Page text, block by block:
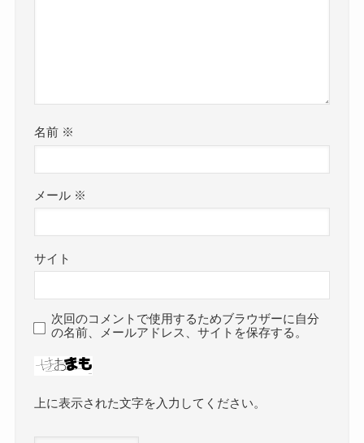
名前 ※
メール ※
サイト
次回のコメントで使用するためブラウザーに自分
の名前、メールアドレス、サイトを保存する。
上に表示された文字を入力してください。